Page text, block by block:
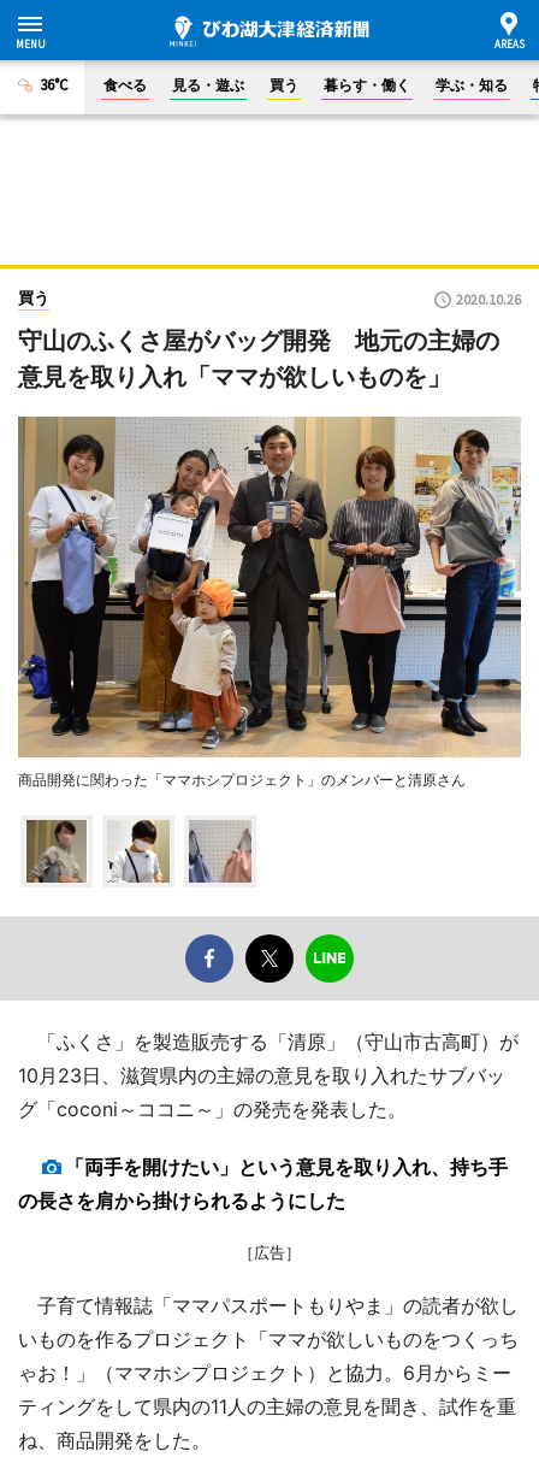
36°C 食べる 見る・遊ぶ 買う 暮らす・働く 学ぶ・知る
買う 2020.10.26
守山のふくさ屋がバッグ開発 地元の主婦の
意見を取り入れ「ママが欲しいものを」
商品開発に関わった「ママホシプロジェクト」のメンバーと清原さん
「ふくさ」を製造販売する「清原」（守山市古高町）が
10月23日、滋賀県内の主婦の意見を取り入れたサブバッ
グ「coconi～ココニ～」の発売を発表した。
「両手を開けたい」という意見を取り入れ、持ち手
の長さを肩から掛けられるようにした
［広告］
子育て情報誌「ママパスポートもりやま」の読者が欲し
いものを作るプロジェクト「ママが欲しいものをつくっち
ゃお！」（ママホシプロジェクト）と協力。6月からミー
ティングをして県内の11人の主婦の意見を聞き、試作を重
ね、商品開発をした。